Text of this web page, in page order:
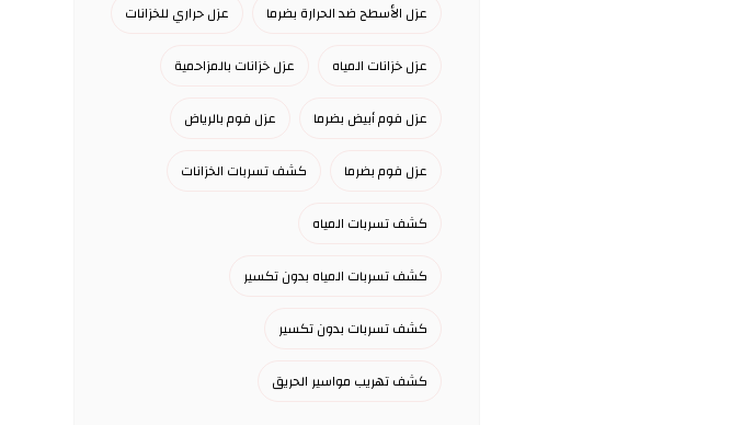
عزل الأسطح ضد الحرارة بضرما عزل حراري للخزانات
عزل خزانات المياه عزل خزانات بالمزاحمية
عزل فوم أبيض بضرما عزل فوم بالرياض
عزل فوم بضرما كشف تسربات الخزانات
كشف تسربات المياه
كشف تسربات المياه بدون تكسير
كشف تسربات بدون تكسير
كشف تهريب مواسير الحريق